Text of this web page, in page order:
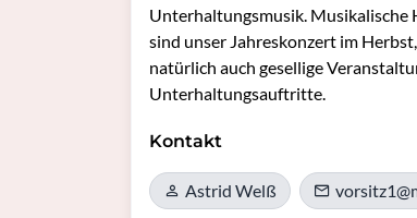
Unterhaltungsmusik. Musikalische
sind unser Jahreskonzert im
natürlich auch gesellige
Kontakt
Astrid Welß